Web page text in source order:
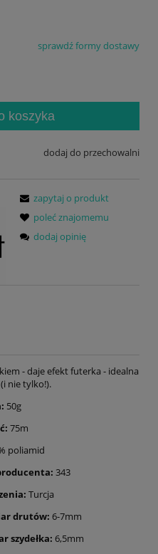
kosztów płatności
sprawdź formy dostawy
koszyka
dodaj do przechowalni
zapytaj o produkt
poleć znajomemu
dodaj opinię
- daje efekt futerka - idealna
nie tylko!).
50g
75m
poliamid
343
Turcja
drutów: 6-7mm
szydełka: 6,5mm